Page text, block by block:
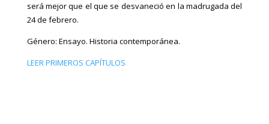
será mejor que el que se desvaneció en la madrugada del
24 de febrero.
Género: Ensayo. Historia contemporánea.
LEER PRIMEROS CAPÍTULOS